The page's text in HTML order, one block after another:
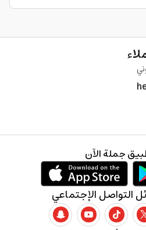
التواصل الإجتماعي
جملة الآن